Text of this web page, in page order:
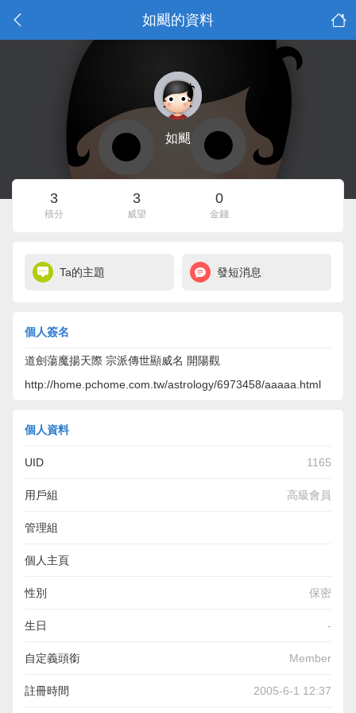
如颶的資料
如颶
3
積分
3
威望
0
金錢
Ta的主題 發短消息
個人簽名
道劍蕩魔揚天際 宗派傳世顯威名 開陽觀
http://home.pchome.com.tw/astrology/6973458/aaaaa.html
個人資料
UID 1165
用戶組 高級會員
管理組
個人主頁
http://home.pchome.com.tw/astrology/6973458/aaaaa.html
性別 保密
生日 -
自定義頭銜 Member
註冊時間 2005-6-1 12:37